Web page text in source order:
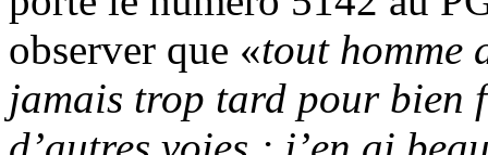
observer que «tout homme
jamais trop tard pour bien